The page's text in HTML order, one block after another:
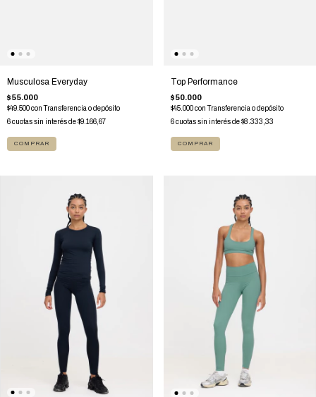
Musculosa Everyday
$55.000
$49.500con Transferencia o depósito
6cuotas sin interés de$9.166,67
COMPRAR
Top Performance
$50.000
$45.000con Transferencia o depósito
6 cuotas sin interés de$8.333,33
COMPRAR